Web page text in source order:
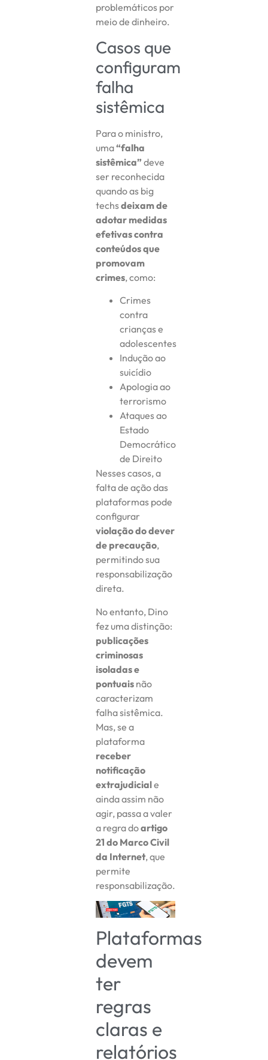
problemáticos por
meio de dinheiro.
Casos que
configuram
falha
sistêmica
Para o ministro,
uma“falha
sistêmica” deve
ser reconhecida
quando as big
techsdeixam de
adotar medidas
efetivas contra
conteúdos que
promovam
crimes, como:
Crimes
contra
crianças e
adolescentes
Indução ao
suicídio
Apologia ao
terrorismo
Ataques ao
Estado
Democrático
de Direito
Nesses casos, a
falta de ação das
plataformas pode
configurar
violação do dever
de precaução,
permitindo sua
responsabilização
direta.
No entanto, Dino
fez uma distinção:
publicações
criminosas
isoladas e
pontuaisnão
caracterizam
falha sistêmica.
Mas, se a
plataforma
receber
notificação
extrajudiciale
ainda assim não
agir, passa a valer
a regra doartigo
21 do Marco Civil
da Internet, que
permite
responsabilização.
Plataformas
devem
ter
regras
claras e
relatórios